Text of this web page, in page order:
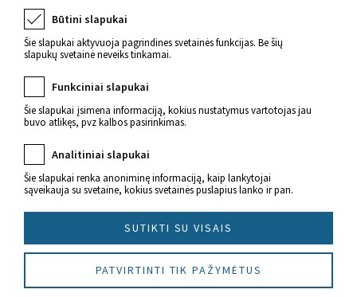
Naujienos apie sveikatą
© 2022 Imunitetas.lt Visos teisės saugomos.
Sukūrė
Būtini slapukai
Šie slapukai aktyvuoja pagrindines svetainės funkcijas. Be šių
slapukų svetainė neveiks tinkamai.
Funkciniai slapukai
Šie slapukai įsimena informaciją, kokius nustatymus vartotojas jau
buvo atlikęs, pvz kalbos pasirinkimas.
Analitiniai slapukai
Šie slapukai renka anoniminę informaciją, kaip lankytojai
sąveikauja su svetaine, kokius svetainės puslapius lanko ir pan.
SUTIKTI SU VISAIS
PATVIRTINTI TIK PAŽYMĖTUS